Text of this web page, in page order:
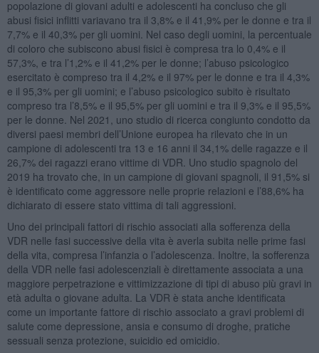
popolazione di giovani adulti e adolescenti ha concluso che gli
abusi fisici inflitti variavano tra il 3,8% e il 41,9% per le donne e tra il
7,7% e il 40,3% per gli uomini. Nel caso degli uomini, la percentuale
di coloro che subiscono abusi fisici è compresa tra lo 0,4% e il
57,3%, e tra l’1,2% e il 41,2% per le donne; l’abuso psicologico
esercitato è compreso tra il 4,2% e il 97% per le donne e tra il 4,3%
e il 95,3% per gli uomini; e l’abuso psicologico subito è risultato
compreso tra l’8,5% e il 95,5% per gli uomini e tra il 9,3% e il 95,5%
per le donne. Nel 2021, uno studio di ricerca congiunto condotto da
diversi paesi membri dell’Unione europea ha rilevato che in un
campione di adolescenti tra 13 e 16 anni il 34,1% delle ragazze e il
26,7% dei ragazzi erano vittime di VDR. Uno studio spagnolo del
2019 ha trovato che, in un campione di giovani spagnoli, il 91,5% si
è identificato come aggressore nelle proprie relazioni e l’88,6% ha
dichiarato di essere stato vittima di tali aggressioni.
Uno dei principali fattori di rischio associati alla sofferenza della
VDR nelle fasi successive della vita è averla subita nelle prime fasi
della vita, compresa l’infanzia o l’adolescenza. Inoltre, la sofferenza
della VDR nelle fasi adolescenziali è direttamente associata a una
maggiore perpetrazione e vittimizzazione di tipi di abuso più gravi in
età adulta o giovane adulta. La VDR è stata anche identificata
come un importante fattore di rischio associato a gravi problemi di
salute come depressione, ansia e consumo di droghe, pratiche
sessuali senza protezione, suicidio ed omicidio.